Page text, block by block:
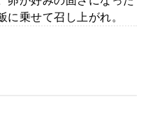
乗せて召し上がれ。